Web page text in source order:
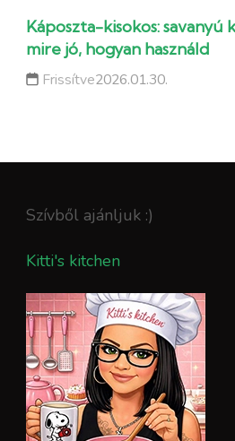
Káposzta-kisokos: savanyú
mire jó, hogyan használd
Frissítve2026.01.30.
Szívből ajánljuk :)
Kitti's kitchen